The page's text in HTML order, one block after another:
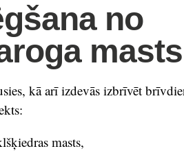
no
masts
kā arī izdevās izbrīvēt
masts,